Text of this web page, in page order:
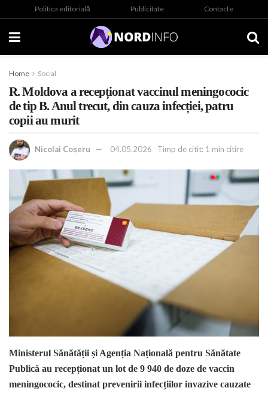
Politica editorială Publicitate Contacte
Home Social
R. Moldova a recepționat vaccinul meningococic
de tip B. Anul trecut, din cauza infecției, patru
copii au murit
Nicolai Coșeru 04.05.2026 Timp de citit: 1 min citire
Ministerul Sănătății și Agenția Națională pentru Sănătate
Publică au recepționat un lot de 9 940 de doze de vaccin
meningococic, destinat prevenirii infecțiilor invazive cauzate